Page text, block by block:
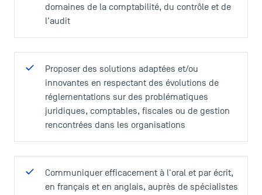
Actualités
Agenda
Recrutement
Brochures
Logos et identité graphique
Presse
Contact
domaines de la comptabilité, du contrôle et de
l'audit
Proposer des solutions adaptées et/ou
innovantes en respectant des évolutions de
réglementations sur des problématiques
juridiques, comptables, fiscales ou de gestion
rencontrées dans les organisations
Communiquer efficacement à l'oral et par écrit,
en français et en anglais, auprès de spécialistes